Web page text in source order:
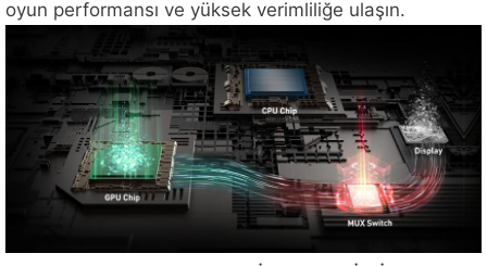
oyun performansı ve yüksek verimliliğe ulaşın.